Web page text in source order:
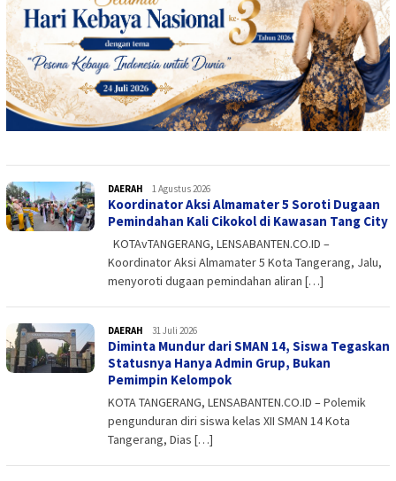
DAERAH admin
1 Agustus 2026
Koordinator Aksi Almamater 5 Soroti Dugaan
Pemindahan Kali Cikokol di Kawasan Tang City
KOTAvTANGERANG, LENSABANTEN.CO.ID –
Koordinator Aksi Almamater 5 Kota Tangerang, Jalu,
menyoroti dugaan pemindahan aliran […]
DAERAH admin
31 Juli 2026
Diminta Mundur dari SMAN 14, Siswa Tegaskan
Statusnya Hanya Admin Grup, Bukan
Pemimpin Kelompok
KOTA TANGERANG, LENSABANTEN.CO.ID – Polemik
pengunduran diri siswa kelas XII SMAN 14 Kota
Tangerang, Dias […]